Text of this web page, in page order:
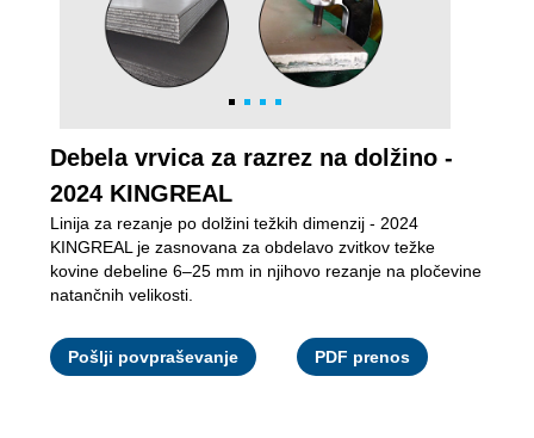
Debela vrvica za razrez na dolžino -
2024 KINGREAL
Linija za rezanje po dolžini težkih dimenzij - 2024
KINGREAL je zasnovana za obdelavo zvitkov težke
kovine debeline 6–25 mm in njihovo rezanje na pločevine
natančnih velikosti.
Pošlji povpraševanje PDF prenos